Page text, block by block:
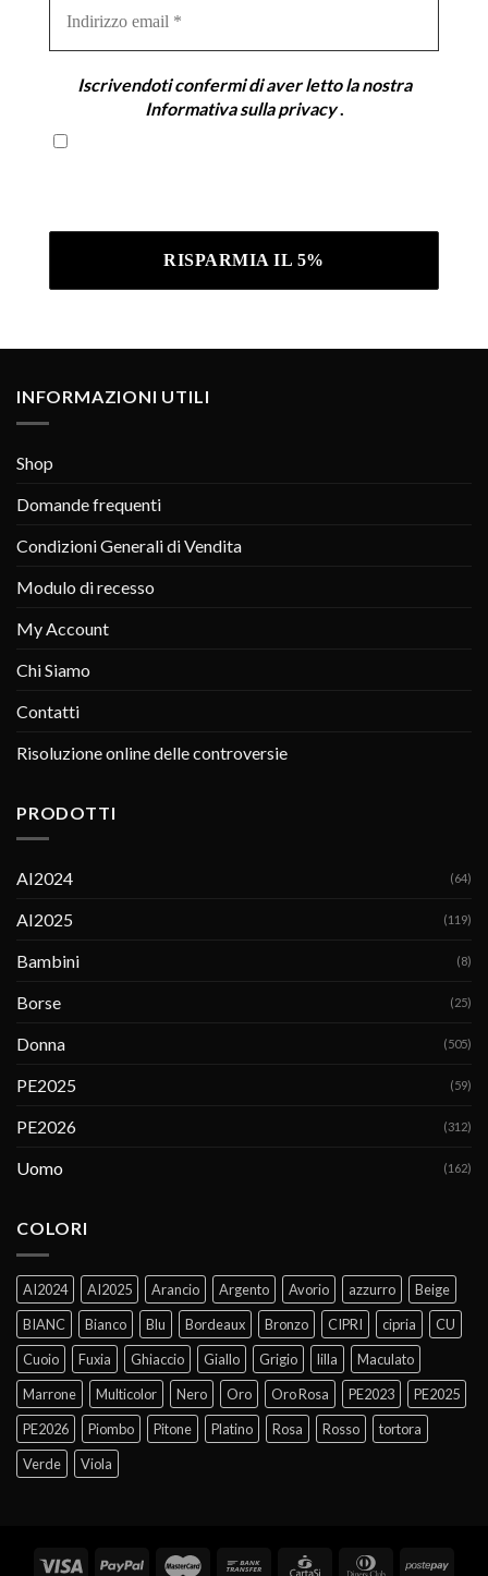
email
Iscrivendoti confermi di aver letto la nostra
Informativa sulla privacy.
INFORMAZIONI UTILI
Shop
Domande frequenti
Condizioni Generali di Vendita
Modulo di recesso
My Account
Chi Siamo
Contatti
Risoluzione online delle controversie
PRODOTTI
AI2024 (64)
AI2025 (119)
Bambini (8)
Borse (25)
Donna (505)
PE2025 (59)
PE2026 (312)
Uomo (162)
COLORI
AI2024 AI2025 Arancio Argento Avorio azzurro
Beige
BIANC
Bianco Blu Bordeaux Bronzo CIPRI cipria
CU
Cuoio
Fuxia Ghiaccio Giallo Grigio lilla
Maculato
Marrone
Multicolor Nero Oro Oro Rosa PE2023
PE2025
PE2026
Piombo Pitone Platino Rosa Rosso
tortora
Verde
Viola